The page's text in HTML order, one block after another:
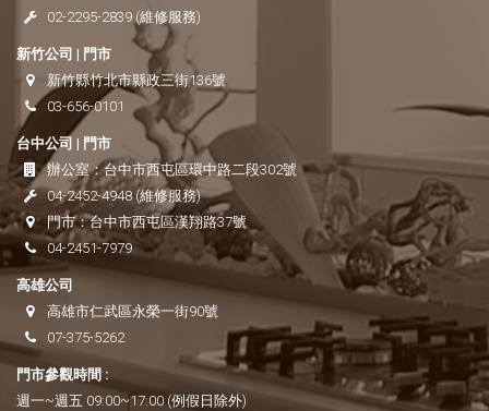
02-2295-2839 (維修服務)
新竹公司 | 門市
新竹縣竹北市縣政三街136號
03-656-0101
台中公司 | 門市
辦公室：台中市西屯區環中路二段302號
04-2452-4948 (維修服務)
門市：台中市西屯區漢翔路37號
04-2451-7979
高雄公司
高雄市仁武區永榮一街90號
07-375-5262
門市參觀時間 :
週一~週五 09:00~17:00 (例假日除外)